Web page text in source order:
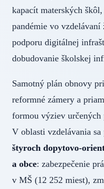
kapacít materských
pandémie vo
podporu digitálnej
dobudovanie školskej
Samotný plán obnovy
reformné zámery a
formou výziev určených
V oblasti vzdelávania sa
štyroch dopytovo-
a obce: zabezpečenie
v MŠ (12 252 miest),